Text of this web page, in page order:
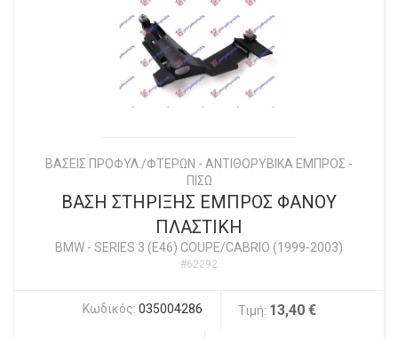
ΒΑΣΕΙΣ ΠΡΟΦΥΛ./ΦΤΕΡΩΝ - ΑΝΤΙΘΟΡΥΒΙΚΑ ΕΜΠΡΟΣ -
ΠΙΣΩ
ΒΑΣΗ ΣΤΗΡΙΞΗΣ ΕΜΠΡΟΣ ΦΑΝΟΥ
ΠΛΑΣΤΙΚΗ
BMW - SERIES 3 (E46) COUPE/CABRIO (1999-2003)
#62292
Κωδικός: 035004286 Τιμή: 13,40 €